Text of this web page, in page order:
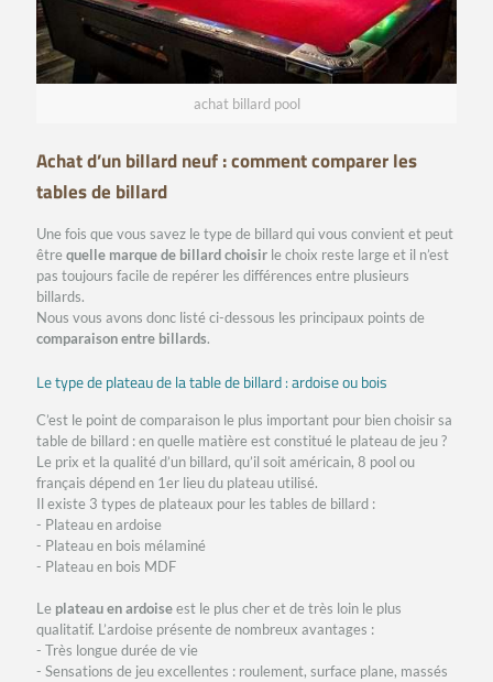
achat billard pool
Achat d’un billard neuf : comment comparer les
tables de billard
Une fois que vous savez le type de billard qui vous convient et peut
êtrequelle marque de billard choisir le choix reste large et il n’est
pas toujours facile de repérer les différences entre plusieurs
billards.
Nous vous avons donc listé ci-dessous les principaux points de
comparaison entre billards.
Le type de plateau de la table de billard : ardoise ou bois
C’est le point de comparaison le plus important pour bien choisir sa
table de billard : en quelle matière est constitué le plateau de jeu ?
Le prix et la qualité d’un billard, qu’il soit américain, 8 pool ou
français dépend en 1er lieu du plateau utilisé.
Il existe 3 types de plateaux pour les tables de billard :
- Plateau en ardoise
- Plateau en bois mélaminé
- Plateau en bois MDF
Le plateau en ardoiseest le plus cher et de très loin le plus
qualitatif. L’ardoise présente de nombreux avantages :
- Très longue durée de vie
- Sensations de jeu excellentes : roulement, surface plane, massés